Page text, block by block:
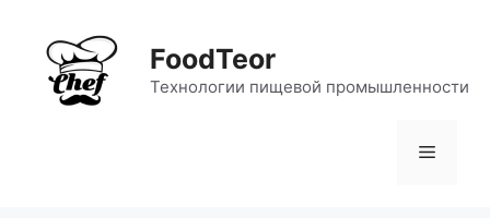
содержимому
FoodTeor
Технологии пищевой промышленности
Меню